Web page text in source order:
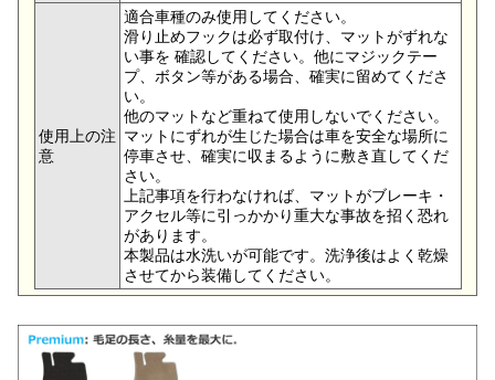
使用上の注
意
適合車種のみ使用してください。
滑り止めフックは必ず取付け、マットがずれな
い事を 確認してください。他にマジックテー
プ、ボタン等がある場合、確実に留めてくださ
い。
他のマットなど重ねて使用しないでください。
マットにずれが生じた場合は車を安全な場所に
停車させ、確実に収まるように敷き直してくだ
さい。
上記事項を行わなければ、マットがブレーキ・
アクセル等に引っかかり重大な事故を招く恐れ
があります。
本製品は水洗いが可能です。洗浄後はよく乾燥
させてから装備してください。